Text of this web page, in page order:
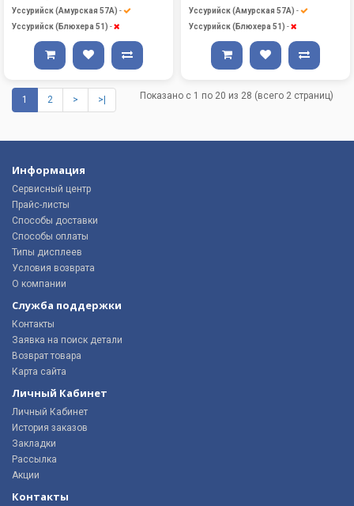
Уссурийск (Амурская 57А) -
Уссурийск (Блюхера 51) -
Уссурийск (Амурская 57А) -
Уссурийск (Блюхера 51) -
1 2 > >| Показано с 1 по 20 из 28 (всего 2 страниц)
Информация
Сервисный центр
Прайс-листы
Способы доставки
Способы оплаты
Типы дисплеев
Условия возврата
О компании
Служба поддержки
Контакты
Заявка на поиск детали
Возврат товара
Карта сайта
Личный Кабинет
Личный Кабинет
История заказов
Закладки
Рассылка
Акции
Контакты